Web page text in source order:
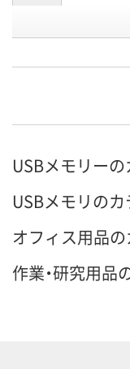
幅47.2×奥
高さ7.8mm
お申込番
メーカー都
USBメモリー
USBメモリの
オフィス用品
作業・研究用品